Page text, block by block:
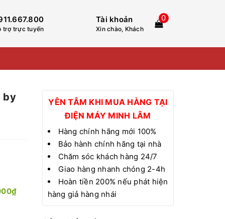
trợ trực tuyến
Tài khoản
Xin chào, Khách
0
by
YÊN TÂM KHI MUA HÀNG TẠI
ĐIỆN MÁY MINH LÂM
Hàng chính hãng mới 100%
Bảo hành chính hãng tại nhà
Chăm sóc khách hàng 24/7
Giao hàng nhanh chóng 2-4h
Hoàn tiền 200% nếu phát hiện
hàng giả hàng nhái